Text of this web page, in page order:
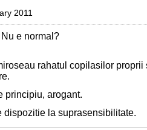
2011
e normal?
rahatul copilasilor proprii
principiu, arogant.
dispozitie la suprasensibilitate.